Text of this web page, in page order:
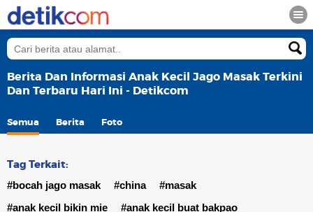
Berita Dan Informasi Anak Kecil Jago Masak Terkini
Dan Terbaru Hari Ini - Detikcom
Semua Berita Foto
Tag Terkait:
#bocah jago masak #china
#masak
#anak kecil bikin mie
#anak kecil buat bakpao